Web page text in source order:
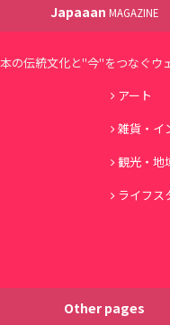
Japaaan MAGAZINE
の伝統文化と"今"をつなぐウ
アート
雑貨・イ
観光・地
ライフス
Other pages